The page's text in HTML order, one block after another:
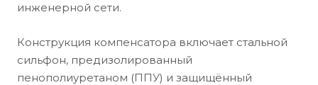
инженерной сети.
Конструкция компенсатора включает стальной
сильфон, предизолированный
пенополиуретаном (ППУ) и защищённый